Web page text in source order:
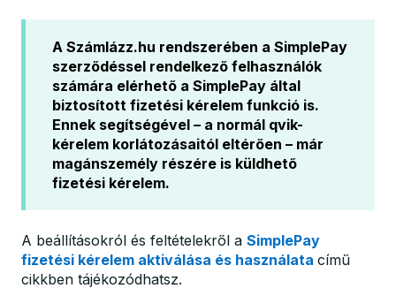
A Számlázz.hu rendszerében a SimplePay
szerződéssel rendelkező felhasználók
számára elérhető a SimplePay által
biztosított fizetési kérelem funkció is.
Ennek segítségével – a normál qvik-
kérelem korlátozásaitól eltérően – már
magánszemély részére is küldhető
fizetési kérelem.
A beállításokról és feltételekről a SimplePay
fizetési kérelem aktiválása és használata című
cikkben tájékozódhatsz.